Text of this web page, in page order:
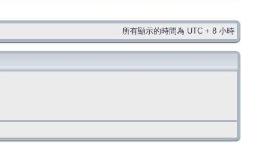
所有顯示的時間為 UTC + 8 小時